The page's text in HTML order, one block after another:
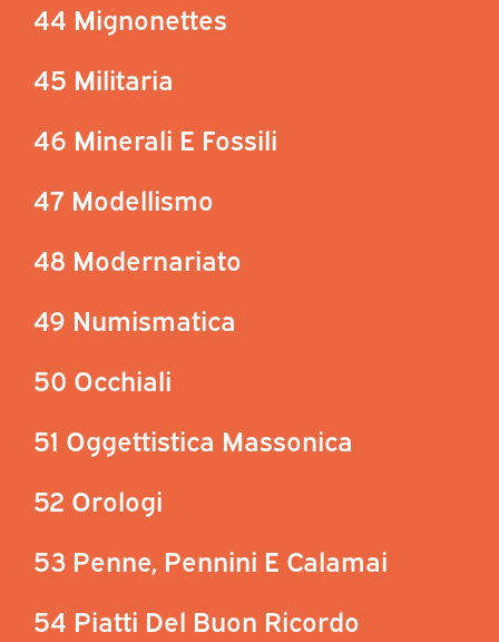
44 Mignonettes
45 Militaria
46 Minerali E Fossili
47 Modellismo
48 Modernariato
49 Numismatica
50 Occhiali
51 Oggettistica Massonica
52 Orologi
53 Penne, Pennini E Calamai
54 Piatti Del Buon Ricordo